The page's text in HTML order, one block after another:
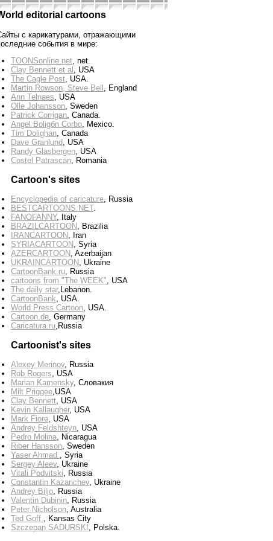
editorial cartoons
с карикатурами, отражающими
события в мире:
TOONSonline.net , net.
Clay Bennett et al
, USA
The Cagle Post , USA.
Martin Rowson, Steve Bell
, England
Ann Telnaes , USA
Olle Johansson , Sweden
Patrick Corrigan , Canada.
Angel Boligбn Corbo , Mexico.
Tim Dolighan , Canada
Dave Granlund
, USA
Randy Glasbergen , USA
Costel Patrascan , Romania
Cartoon's sites
Encyclopedia of caricature, Russia
BESTCARTOONS.NET.
FANOFANNY, Italy
BRAZILCARTOON, Brazilia
IRANCARTOON, Iran
SYRIACARTOON, Syria
AZERCARTOON, Azerbaijan
UKRAINCARTOON, Ukraine
CartoonBank.ru, Russia
cartoons from "The WEEK", USA
The daily star,Lebanon.
CartoonBank, USA.
World Press Cartoon, USA.
Cartoon.de, Germany
Сaricatura.ru,Russia
Cartoonist's sites
Alexey Merinov, Russia
Rob Rogers, USA
Marian Kamensky, Словакия
Milt Priggee,USA
Clay Bennett, USA
Kevin Kallaugher, USA
Mark Fiore, USA
Andrey Feldshteyn, USA
Pedro Molina, Nicaragua
Riber Hansson, Sweden
Yaser Ahmad , Syria
Sergey Aleev, Ukraine
Vitali Podvitski, Russia
Constantin Kazanchev, Ukraine
Andrey Biljo, Russia
Valentin Dubinin, Russia
Peter Nicholson, Australia
Ted Goff , Kansas City
Szczepan SADURSKI , Polska.